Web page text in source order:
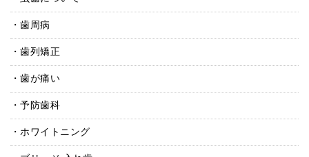
歯周病
歯列矯正
歯が痛い
予防歯科
ホワイトニング